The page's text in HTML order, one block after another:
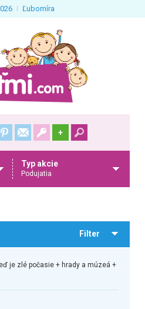
Ľubomíra
+
Typ akcie
Podujatia
Filter
je zlé počasie + hrady a múzeá +